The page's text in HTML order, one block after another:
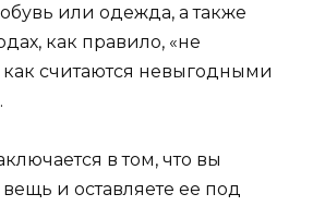
или одежда, а также
как правило, «не
как считаются невыгодными
в том, что вы
и оставляете ее под